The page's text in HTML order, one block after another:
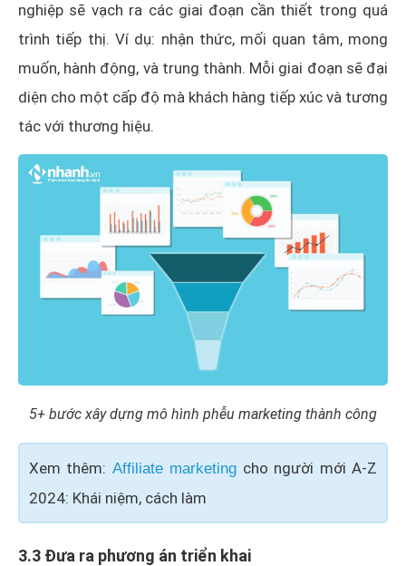
nghiệp sẽ vạch ra các giai đoạn cần thiết trong quá
trình tiếp thị. Ví dụ: nhận thức, mối quan tâm, mong
muốn, hành động, và trung thành. Mỗi giai đoạn sẽ đại
diện cho một cấp độ mà khách hàng tiếp xúc và tương
tác với thương hiệu.
5+ bước xây dựng mô hình phễu marketing thành công
Xem thêm: Affiliate marketing cho người mới A-Z
2024: Khái niệm, cách làm
3.3 Đưa ra phương án triển khai